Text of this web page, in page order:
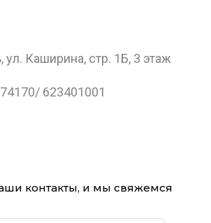
ул. Каширина, стр. 1Б, 3 этаж
623401001
контакты, и мы свяжемся